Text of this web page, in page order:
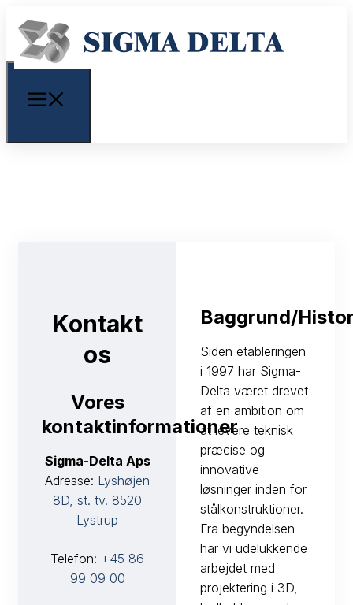
Kontakt
os
Vores
kontaktinformationer
Sigma-Delta Aps
Adresse: Lyshøjen
8D, st. tv. 8520
Lystrup
Telefon: +45 86
99 09 00​
Baggrund/
Siden etableringen
i 1997 har Sigma-
Delta været drevet
af en ambition om
at levere teknisk
præcise og
innovative
løsninger inden for
stålkonstruktioner.
Fra begyndelsen
har vi udelukkende
arbejdet med
projektering i 3D,